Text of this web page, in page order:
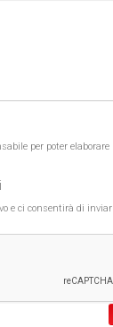
per poter
e ci consentirà di